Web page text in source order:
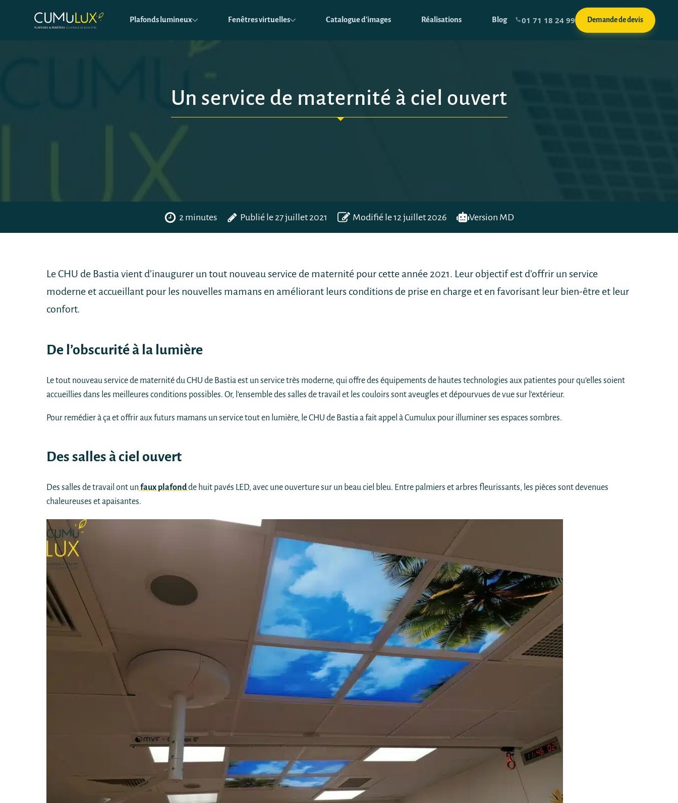
Plafonds lumineux Fenêtres virtuelles Catalogue d'images Réalisations Blog 01 71 18 24 99 Demande de devis
Un service de maternité à ciel ouvert
2 minutes Publié le 27 juillet 2021 Modifié le 12 juillet 2026 Version MD
Le CHU de Bastia vient d’inaugurer un tout nouveau service de maternité pour cette année 2021. Leur objectif est d’offrir un service
moderne et accueillant pour les nouvelles mamans en améliorant leurs conditions de prise en charge et en favorisant leur bien-être et leur
confort.
De l’obscurité à la lumière
Le tout nouveau service de maternité du CHU de Bastia est un service très moderne, qui offre des équipements de hautes technologies aux patientes pour qu’elles soient
accueillies dans les meilleures conditions possibles. Or, l’ensemble des salles de travail et les couloirs sont aveugles et dépourvues de vue sur l’extérieur.
Pour remédier à ça et offrir aux futurs mamans un service tout en lumière, le CHU de Bastia a fait appel à Cumulux pour illuminer ses espaces sombres.
Des salles à ciel ouvert
Des salles de travail ont un faux plafondde huit pavés LED, avec une ouverture sur un beau ciel bleu. Entre palmiers et arbres fleurissants, les pièces sont devenues
chaleureuses et apaisantes.